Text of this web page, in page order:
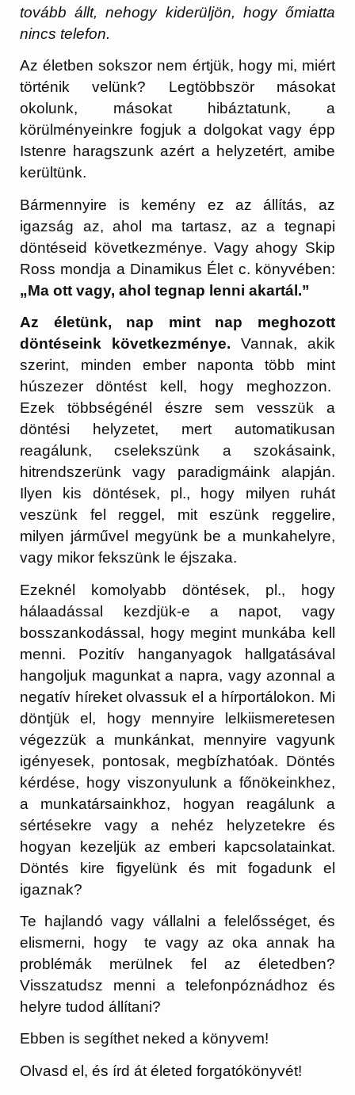
tovább állt, nehogy kiderüljön, hogy őmiatta
nincs telefon.
Az életben sokszor nem értjük, hogy mi, miért
történik velünk? Legtöbbször másokat
okolunk, másokat hibáztatunk, a
körülményeinkre fogjuk a dolgokat vagy épp
Istenre haragszunk azért a helyzetért, amibe
kerültünk.
Bármennyire is kemény ez az állítás, az
igazság az, ahol ma tartasz, az a tegnapi
döntéseid következménye. Vagy ahogy Skip
Ross mondja a Dinamikus Élet c. könyvében:
„Ma ott vagy, ahol tegnap lenni akartál.”
Az életünk, nap mint nap meghozott
döntéseink következménye. Vannak, akik
szerint, minden ember naponta több mint
húszezer döntést kell, hogy meghozzon.
Ezek többségénél észre sem vesszük a
döntési helyzetet, mert automatikusan
reagálunk, cselekszünk a szokásaink,
hitrendszerünk vagy paradigmáink alapján.
Ilyen kis döntések, pl., hogy milyen ruhát
veszünk fel reggel, mit eszünk reggelire,
milyen járművel megyünk be a munkahelyre,
vagy mikor fekszünk le éjszaka.
Ezeknél komolyabb döntések, pl., hogy
hálaadással kezdjük-e a napot, vagy
bosszankodással, hogy megint munkába kell
menni. Pozitív hanganyagok hallgatásával
hangoljuk magunkat a napra, vagy azonnal a
negatív híreket olvassuk el a hírportálokon. Mi
döntjük el, hogy mennyire lelkiismeretesen
végezzük a munkánkat, mennyire vagyunk
igényesek, pontosak, megbízhatóak. Döntés
kérdése, hogy viszonyulunk a főnökeinkhez,
a munkatársainkhoz, hogyan reagálunk a
sértésekre vagy a nehéz helyzetekre és
hogyan kezeljük az emberi kapcsolatainkat.
Döntés kire figyelünk és mit fogadunk el
igaznak?
Te hajlandó vagy vállalni a felelősséget, és
elismerni, hogy te vagy az oka annak ha
problémák merülnek fel az életedben?
Visszatudsz menni a telefonpóznádhoz és
helyre tudod állítani?
Ebben is segíthet neked a könyvem!
Olvasd el, és írd át életed forgatókönyvét!